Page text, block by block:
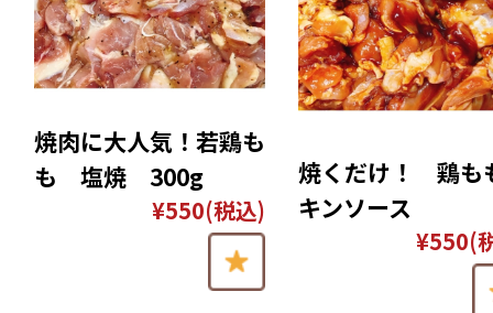
焼肉に大人気！若鶏も
も 塩焼 300g
¥550(税込)
焼くだけ！ 鶏も
キンソース
¥550(